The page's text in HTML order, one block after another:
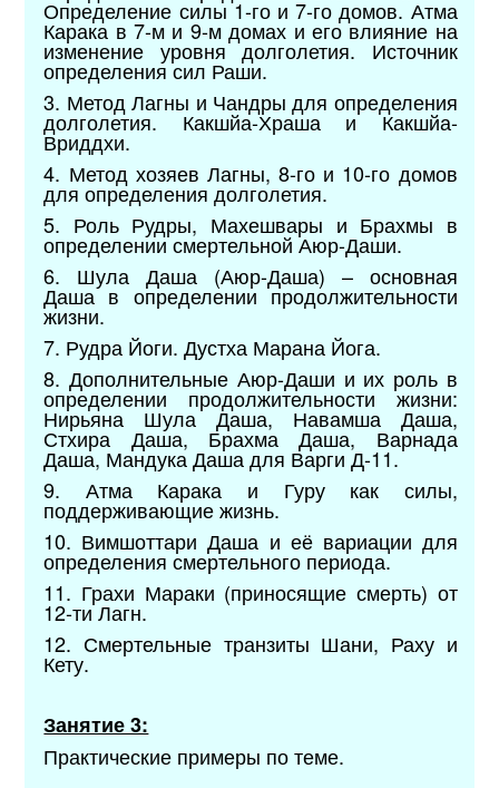
Определение силы 1-го и 7-го домов. Атма
Карака в 7-м и 9-м домах и его влияние на
изменение уровня долголетия. Источник
определения сил Раши.
3. Метод Лагны и Чандры для определения
долголетия. Какшйа-Храша и Какшйа-
Вриддхи.
4. Метод хозяев Лагны, 8-го и 10-го домов
для определения долголетия.
5. Роль Рудры, Махешвары и Брахмы в
определении смертельной Аюр-Даши.
6. Шула Даша (Аюр-Даша) – основная
Даша в определении продолжительности
жизни.
7. Рудра Йоги. Дустха Марана Йога.
8. Дополнительные Аюр-Даши и их роль в
определении продолжительности жизни:
Нирьяна Шула Даша, Навамша Даша,
Стхира Даша, Брахма Даша, Варнада
Даша, Мандука Даша для Варги Д-11.
9. Атма Карака и Гуру как силы,
поддерживающие жизнь.
10. Вимшоттари Даша и её вариации для
определения смертельного периода.
11. Грахи Мараки (приносящие смерть) от
12-ти Лагн.
12. Смертельные транзиты Шани, Раху и
Кету.
Занятие 3:
Практические примеры по теме.